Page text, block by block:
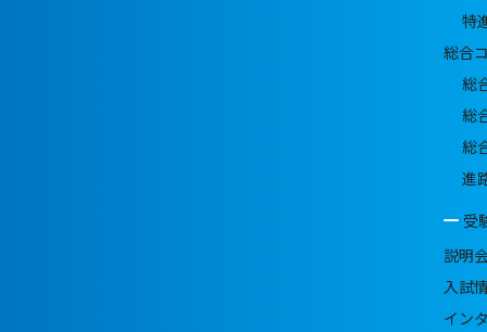
特
総合
総
総
総
進
受
説明
入試
イン